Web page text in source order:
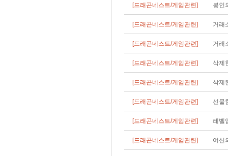
[드래곤네스트/게임관련] 봉인
[드래곤네스트/게임관련] 거래
[드래곤네스트/게임관련] 거래
[드래곤네스트/게임관련] 삭제
[드래곤네스트/게임관련] 삭제
[드래곤네스트/게임관련] 선물
[드래곤네스트/게임관련] 레벨
[드래곤네스트/게임관련] 여신